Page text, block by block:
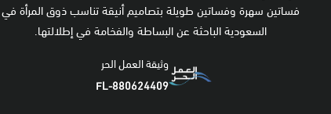
فساتين سهرة وفساتين طويلة بتصاميم أنيقة تناسب ذوق المرأة في
السعودية الباحثة عن البساطة والفخامة في إطلالتها.
وثيقة العمل الحر
FL-880624409